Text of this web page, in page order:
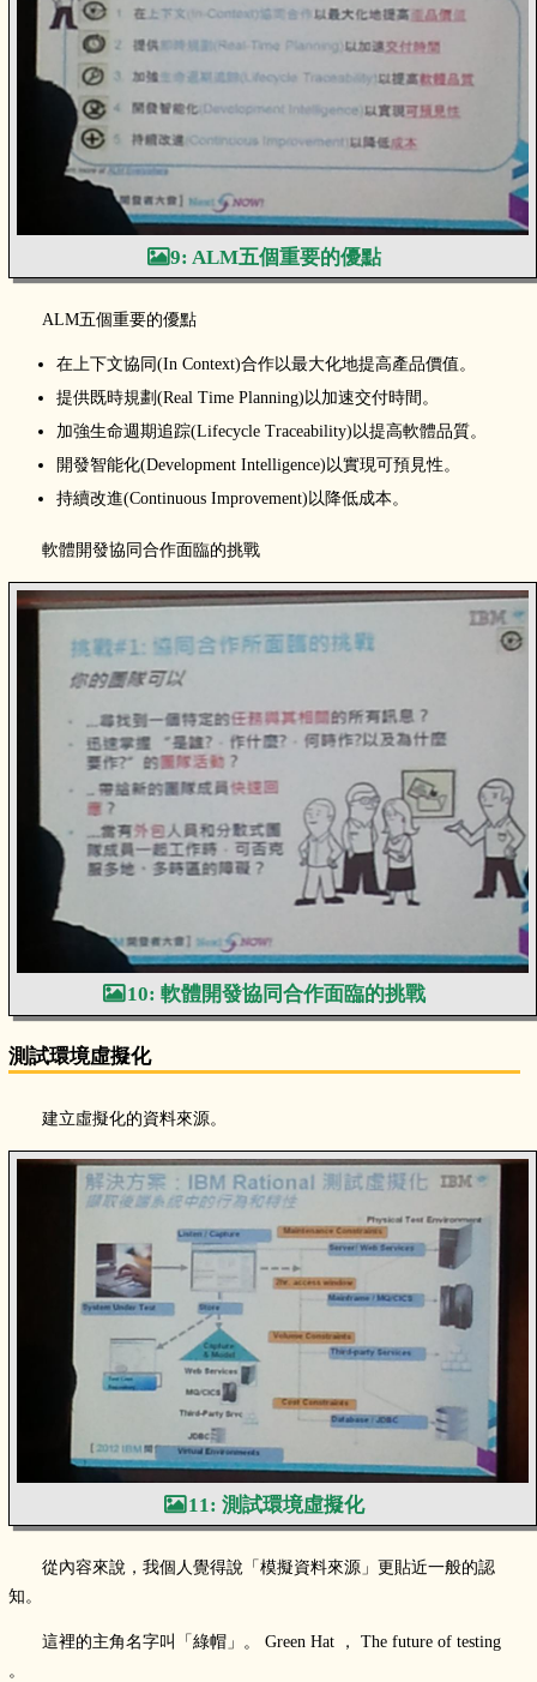
9: ALM五個重要的優點
ALM五個重要的優點
在上下文協同(In Context)合作以最大化地提高產品價值。
提供既時規劃(Real Time Planning)以加速交付時間。
加強生命週期追踪(Lifecycle Traceability)以提高軟體品質。
開發智能化(Development Intelligence)以實現可預見性。
持續改進(Continuous Improvement)以降低成本。
軟體開發協同合作面臨的挑戰
10: 軟體開發協同合作面臨的挑戰
測試環境虛擬化
建立虛擬化的資料來源。
11: 測試環境虛擬化
從內容來說，我個人覺得說「模擬資料來源」更貼近一般的認
知。
這裡的主角名字叫「綠帽」。 Green Hat ， The future of testing
。